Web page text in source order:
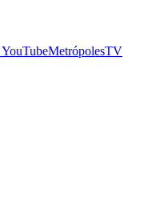
YouTubeMetrópolesTV